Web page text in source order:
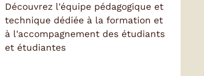
Découvrez l'équipe pédagogique et
technique dédiée à la formation et
à l'accompagnement des étudiants
et étudiantes